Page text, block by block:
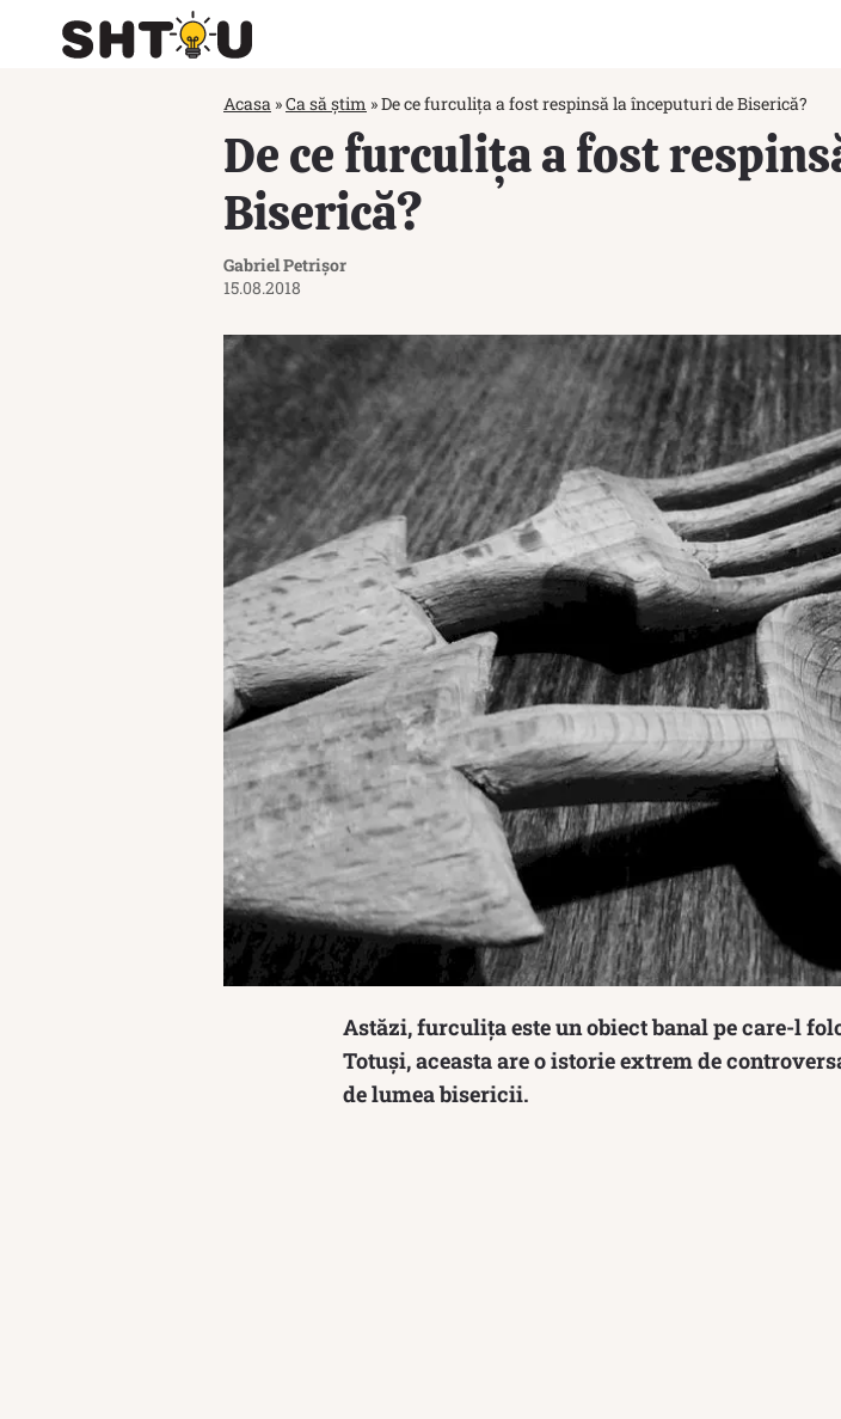
Acasa »Ca să știm »De ce furculița a fost respinsă la începuturi de Biserică?
De ce furculița a fost
Biserică?
Gabriel Petrișor
15.08.2018
Astăzi, furculița este un obiect banal pe care-l
Totuși, aceasta are o istorie extrem de
de lumea bisericii.